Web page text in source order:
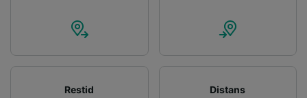
Restid
Distans